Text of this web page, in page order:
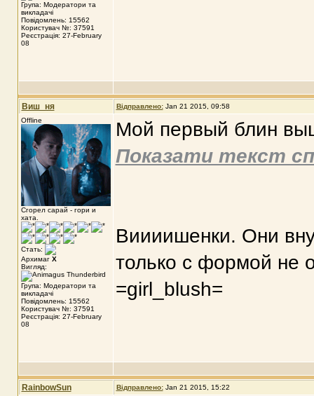
Група: Модератори та
викладачі
Повідомлень: 15562
Користувач №: 37591
Реєстрація: 27-February
08
Виш_ня Відправлено: Jan 21 2015, 09:58
Offline
Сгорел сарай - гори и
хата.
Стать:
Архимаг X
Вигляд:
Група: Модератори та
викладачі
Повідомлень: 15562
Користувач №: 37591
Реєстрація: 27-February
08
Мой первый блин
Показати текст
Виииишенки. Они
только с формой не
=girl_blush=
RainbowSun Відправлено: Jan 21 2015, 15:22